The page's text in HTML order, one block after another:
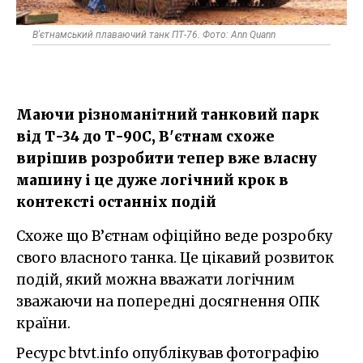
В'єтнамський плаваючий танк ПТ-76. Фото: Ann Quann
Маючи різноманітний танковий парк
від Т-34 до Т-90С, В'єтнам схоже
вирішив розробити тепер вже власну
машину і це дуже логічний крок в
контексті останніх подій
Схоже що В’єтнам офіційно веде розробку
свого власного танка. Це цікавий розвиток
подій, який можна вважати логічним
зважаючи на попередні досягнення ОПК
країни.
Ресурс btvt.info опублікував фотографію